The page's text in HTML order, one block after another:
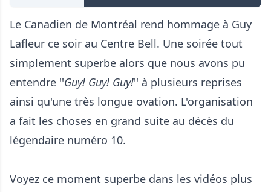
Le Canadien de Montréal rend hommage à Guy
Lafleur ce soir au Centre Bell. Une soirée tout
simplement superbe alors que nous avons pu
entendre ''Guy! Guy! Guy!'' à plusieurs reprises
ainsi qu'une très longue ovation. L'organisation
a fait les choses en grand suite au décès du
légendaire numéro 10.
Voyez ce moment superbe dans les vidéos plus